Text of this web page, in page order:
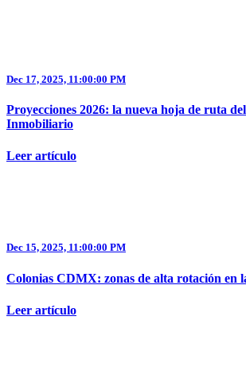
Dec 17, 2025, 11:00:00 PM
Proyecciones 2026: la nueva hoja de ruta
Inmobiliario
Leer artículo
Dec 15, 2025, 11:00:00 PM
Colonias CDMX: zonas de alta rotación en
Leer artículo